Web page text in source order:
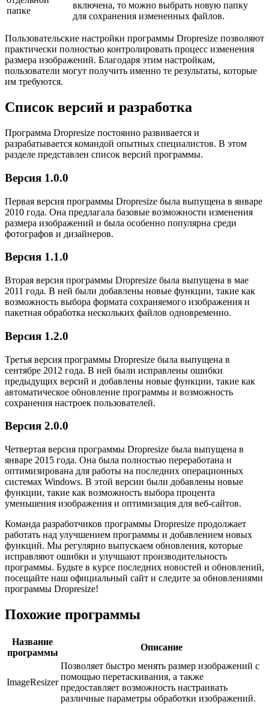
папке
включена, то можно выбрать новую папку
для сохранения измененных файлов.
Пользовательские настройки программы Dropresize позволяют
практически полностью контролировать процесс изменения
размера изображений. Благодаря этим настройкам,
пользователи могут получить именно те результаты, которые
им требуются.
Список версий и разработка
Программа Dropresize постоянно развивается и
разрабатывается командой опытных специалистов. В этом
разделе представлен список версий программы.
Версия 1.0.0
Первая версия программы Dropresize была выпущена в январе
2010 года. Она предлагала базовые возможности изменения
размера изображений и была особенно популярна среди
фотографов и дизайнеров.
Версия 1.1.0
Вторая версия программы Dropresize была выпущена в мае
2011 года. В ней были добавлены новые функции, такие как
возможность выбора формата сохраняемого изображения и
пакетная обработка нескольких файлов одновременно.
Версия 1.2.0
Третья версия программы Dropresize была выпущена в
сентябре 2012 года. В ней были исправлены ошибки
предыдущих версий и добавлены новые функции, такие как
автоматическое обновление программы и возможность
сохранения настроек пользователей.
Версия 2.0.0
Четвертая версия программы Dropresize была выпущена в
январе 2015 года. Она была полностью переработана и
оптимизирована для работы на последних операционных
системах Windows. В этой версии были добавлены новые
функции, такие как возможность выбора процента
уменьшения изображения и оптимизация для веб-сайтов.
Команда разработчиков программы Dropresize продолжает
работать над улучшением программы и добавлением новых
функций. Мы регулярно выпускаем обновления, которые
исправляют ошибки и улучшают производительность
программы. Будьте в курсе последних новостей и обновлений,
посещайте наш официальный сайт и следите за обновлениями
программы Dropresize!
Похожие программы
Название
программы
Описание
ImageResizer
Позволяет быстро менять размер изображений с
помощью перетаскивания, а также
предоставляет возможность настраивать
различные параметры обработки изображений.